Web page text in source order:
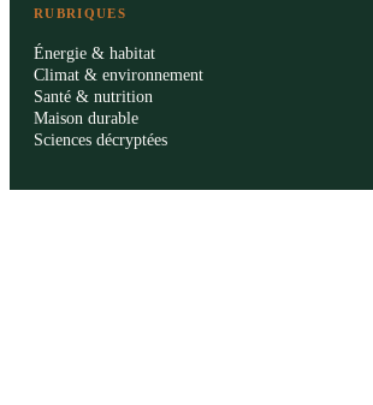
RUBRIQUES
Énergie & habitat
Climat & environnement
Santé & nutrition
Maison durable
Sciences décryptées